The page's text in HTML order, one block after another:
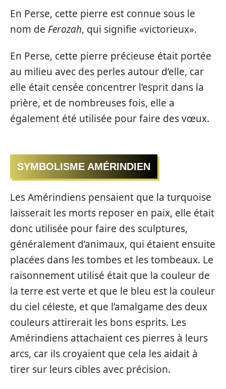
En Perse, cette pierre est connue sous le
nom de Ferozah, qui signifie «victorieux».
En Perse, cette pierre précieuse était portée
au milieu avec des perles autour d’elle, car
elle était censée concentrer l’esprit dans la
prière, et de nombreuses fois, elle a
également été utilisée pour faire des vœux.
SYMBOLISME AMÉRINDIEN
Les Amérindiens pensaient que la turquoise
laisserait les morts reposer en paix, elle était
donc utilisée pour faire des sculptures,
généralement d’animaux, qui étaient ensuite
placées dans les tombes et les tombeaux. Le
raisonnement utilisé était que la couleur de
la terre est verte et que le bleu est la couleur
du ciel céleste, et que l’amalgame des deux
couleurs attirerait les bons esprits. Les
Amérindiens attachaient ces pierres à leurs
arcs, car ils croyaient que cela les aidait à
tirer sur leurs cibles avec précision.